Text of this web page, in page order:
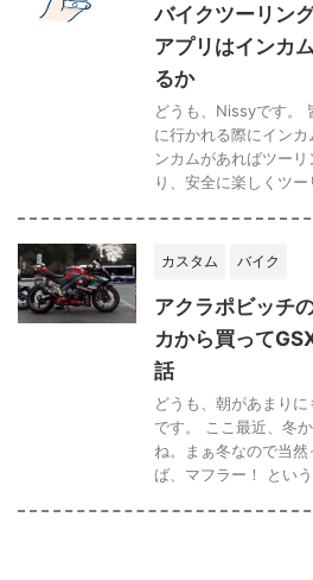
バイクツーリン
アプリはインカ
るか
どうも、Nissyです。
に行かれる際にイン
ンカムがあればツー
り、安全に楽しくツ
カスタム バイク
アクラポビッチ
カから買って
話
どうも、朝があまり
です。 ここ最近、冬
ね。まぁ冬なので当
ば、マフラー！ とい